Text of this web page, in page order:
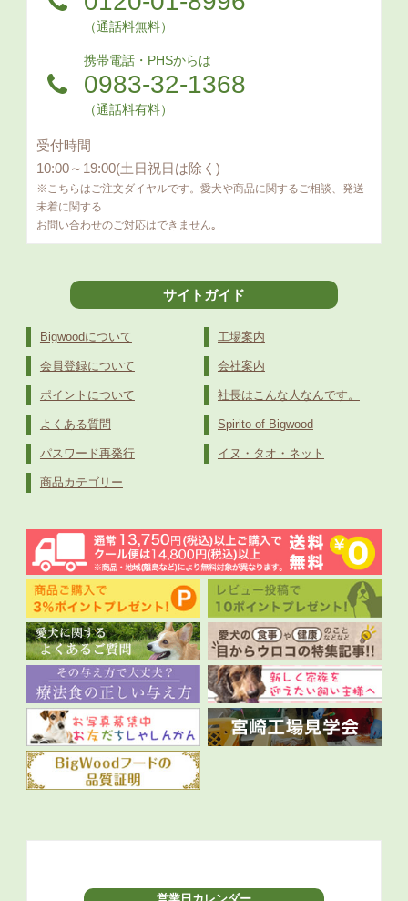
（通話料無料）
携帯電話・PHSからは
0983-32-1368
（通話料有料）
受付時間
10:00～19:00(土日祝日は除く)
※こちらはご注文ダイヤルです。愛犬や商品に関するご相談、発送
未着に関する
お問い合わせのご対応はできません｡
サイトガイド
Bigwoodについて
会員登録について
ポイントについて
よくある質問
パスワード再発行
商品カテゴリー
工場案内
会社案内
社長はこんな人なんです。
Spirito of Bigwood
イヌ・タオ・ネット